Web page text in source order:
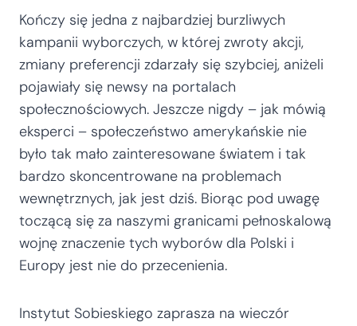
Kończy się jedna z najbardziej burzliwych
kampanii wyborczych, w której zwroty akcji,
zmiany preferencji zdarzały się szybciej, aniżeli
pojawiały się newsy na portalach
społecznościowych. Jeszcze nigdy – jak mówią
eksperci – społeczeństwo amerykańskie nie
było tak mało zainteresowane światem i tak
bardzo skoncentrowane na problemach
wewnętrznych, jak jest dziś. Biorąc pod uwagę
toczącą się za naszymi granicami pełnoskalową
wojnę znaczenie tych wyborów dla Polski i
Europy jest nie do przecenienia.
Instytut Sobieskiego zaprasza na wieczór